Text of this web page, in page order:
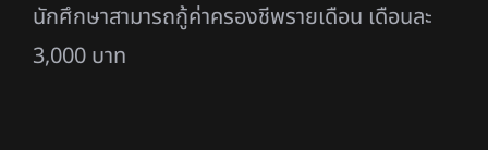
นักศึกษาสามารถกู้ค่าครองชีพรายเดือน เดือนละ
3,000 บาท